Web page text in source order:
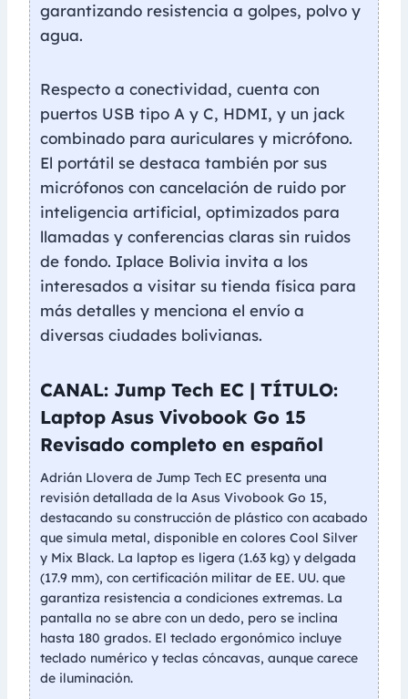
garantizando resistencia a golpes, polvo y
agua.
Respecto a conectividad, cuenta con
puertos USB tipo A y C, HDMI, y un jack
combinado para auriculares y micrófono.
El portátil se destaca también por sus
micrófonos con cancelación de ruido por
inteligencia artificial, optimizados para
llamadas y conferencias claras sin ruidos
de fondo. Iplace Bolivia invita a los
interesados a visitar su tienda física para
más detalles y menciona el envío a
diversas ciudades bolivianas.
CANAL: Jump Tech EC | TÍTULO:
Laptop Asus Vivobook Go 15
Revisado completo en español
Adrián Llovera de Jump Tech EC presenta una
revisión detallada de la Asus Vivobook Go 15,
destacando su construcción de plástico con acabado
que simula metal, disponible en colores Cool Silver
y Mix Black. La laptop es ligera (1.63 kg) y delgada
(17.9 mm), con certificación militar de EE. UU. que
garantiza resistencia a condiciones extremas. La
pantalla no se abre con un dedo, pero se inclina
hasta 180 grados. El teclado ergonómico incluye
teclado numérico y teclas cóncavas, aunque carece
de iluminación.